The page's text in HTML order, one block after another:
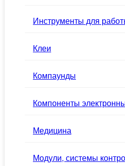
Инструменты для
Клеи
Компаунды
Компоненты
Медицина
Модули, системы